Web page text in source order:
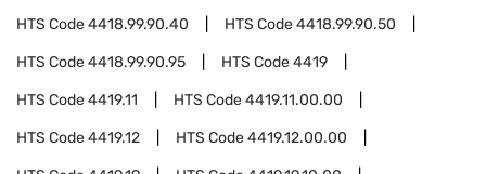
HTS Code4418.99.90.40 HTS Code4418.99.90.50
HTS Code4418.99.90.95 HTS Code4419
HTS Code4419.11 HTS Code4419.11.00.00
HTS Code4419.12 HTS Code4419.12.00.00